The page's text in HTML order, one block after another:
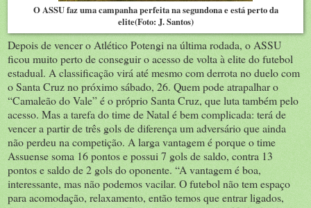
O ASSU faz uma campanha perfeita na segundona e está perto da
elite(Foto: J. Santos)
Depois de vencer o Atlético Potengi na última rodada, o ASSU
ficou muito perto de conseguir o acesso de volta à elite do futebol
estadual. A classificação virá até mesmo com derrota no duelo com
o Santa Cruz no próximo sábado, 26. Quem pode atrapalhar o
“Camaleão do Vale” é o próprio Santa Cruz, que luta também pelo
acesso. Mas a tarefa do time de Natal é bem complicada: terá de
vencer a partir de três gols de diferença um adversário que ainda
não perdeu na competição. A larga vantagem é porque o time
Assuense soma 16 pontos e possui 7 gols de saldo, contra 13
pontos e saldo de 2 gols do oponente. “A vantagem é boa,
interessante, mas não podemos vacilar. O futebol não tem espaço
para acomodação, relaxamento, então temos que entrar ligados,